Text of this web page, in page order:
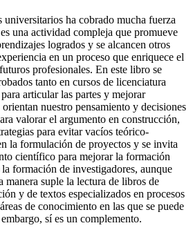
ha cobrado mucha fuerza
una actividad compleja que promueve
logrados y se alcancen otros
en un proceso que enriquece el
profesionales. En este libro se
tanto en cursos de licenciatura
articular las partes y mejorar
nuestro pensamiento y decisiones
valorar el argumento en construcción,
para evitar vacíos teórico-
la formulación de proyectos y se invita
científico para mejorar la formación
formación de investigadores, aunque
manera suple la lectura de libros de
y de textos especializados en procesos
de conocimiento en las que se puede
sí es un complemento.